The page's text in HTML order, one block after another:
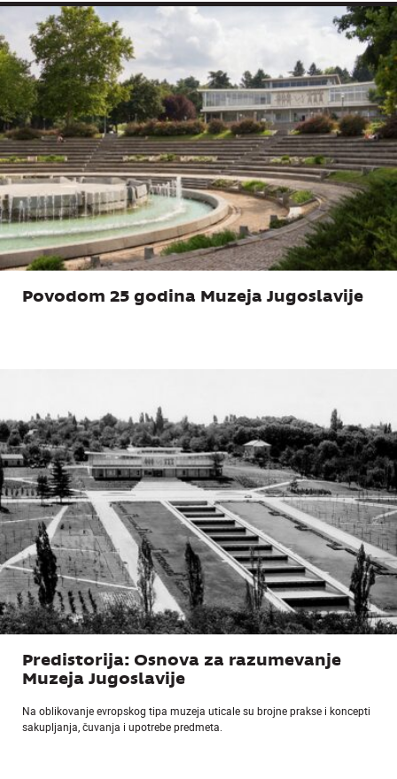
Povodom 25 godina Muzeja Jugoslavije
Predistorija: Osnova za razumevanje
Muzeja Jugoslavije
Na oblikovanje evropskog tipa muzeja uticale su brojne prakse i koncepti
sakupljanja, čuvanja i upotrebe predmeta.